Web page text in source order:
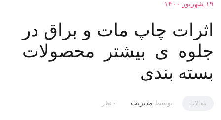
۱۹ شهریور ۱۴۰۰
اثرات چاپ مات و براق در
جلوه ی بیشتر محصولات
بسته بندی
مقالات توسط مدیریت ۰ نظر